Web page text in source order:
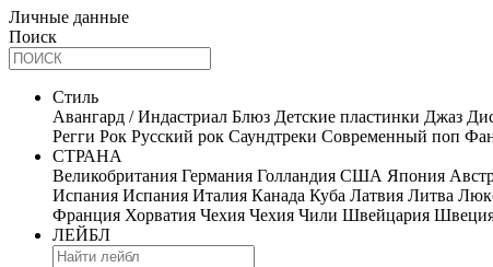
Личные данные
Поиск
Стиль
Авангард / Индастриал Блюз Детские пластинки Джаз
Регги Рок Русский рок Саундтреки Современный поп
СТРАНА
Великобритания Германия Голландия США Япония
Испания Испания Италия Канада Куба Латвия Литва
Франция Хорватия Чехия Чехия Чили Швейцария
ЛЕЙБЛ